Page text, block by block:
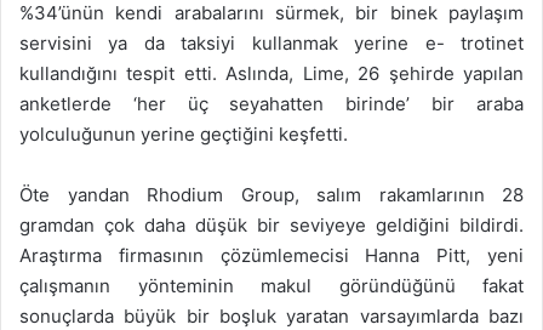
%34’ünün kendi arabalarını sürmek, bir binek paylaşım
servisini ya da taksiyi kullanmak yerine e- trotinet
kullandığını tespit etti. Aslında, Lime, 26 şehirde yapılan
anketlerde ‘her üç seyahatten birinde’ bir araba
yolculuğunun yerine geçtiğini keşfetti.
Öte yandan Rhodium Group, salım rakamlarının 28
gramdan çok daha düşük bir seviyeye geldiğini bildirdi.
Araştırma firmasının çözümlemecisi Hanna Pitt, yeni
çalışmanın yönteminin makul göründüğünü fakat
sonuçlarda büyük bir boşluk yaratan varsayımlarda bazı